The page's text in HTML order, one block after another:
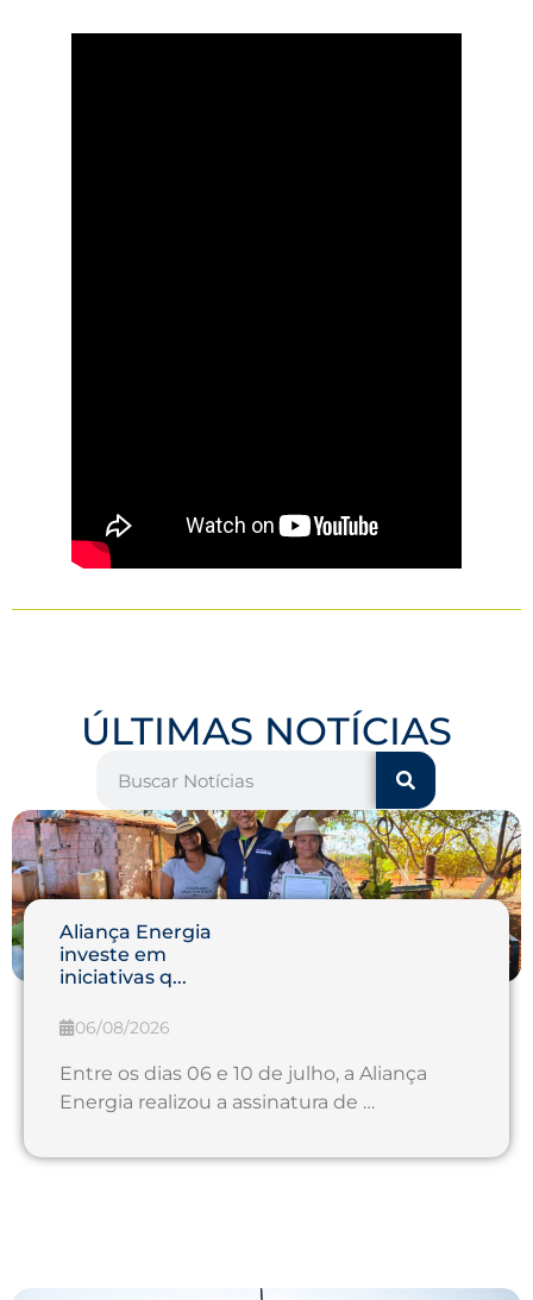
ÚLTIMAS NOTÍCIAS
Aliança Energia
investe em
iniciativas q...
06/08/2026
Entre os dias 06 e 10 de julho, a Aliança
Energia realizou a assinatura de …